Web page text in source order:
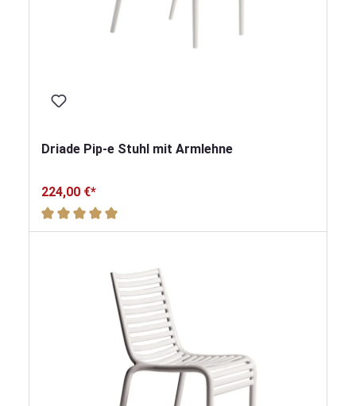
Driade Pip-e Stuhl mit Armlehne
224,00 €*
Durchschnittliche Bewertung von 5 von 5 Sternen